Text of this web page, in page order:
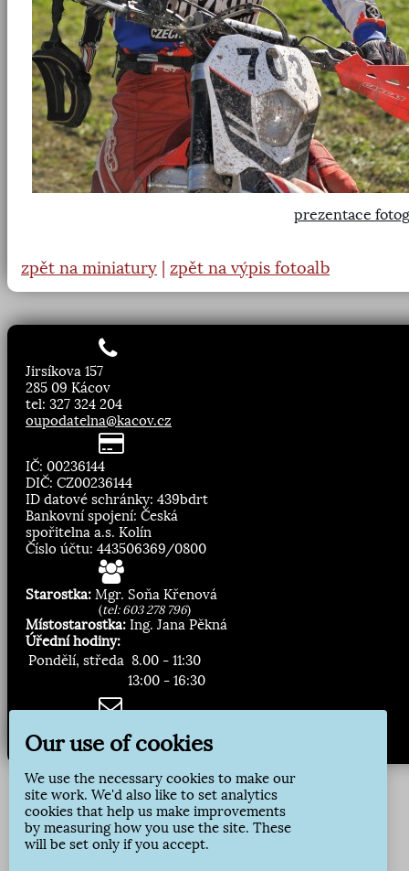
prezentace
zpět na miniatury zpět na výpis fotoalb
Jirsíkova 157
285 09 Kácov
tel: 327 324 204
oupodatelna@kacov.cz
IČ: 00236144
DIČ: CZ00236144
ID datové schránky: 439bdrt
Bankovní spojení: Česká
spořitelna a.s. Kolín
Číslo účtu: 443506369/0800
Starostka: Mgr. Soňa Křenová
(tel: 603 278 796)
Místostarostka: Ing. Jana Pěkná
Úřední hodiny:
Pondělí, středa 8.00 - 11:30
13:00 - 16:30
Přihlásit odběr
Our use of cookies
We use the necessary cookies to make our
site work. We'd also like to set analytics
cookies that help us make improvements
by measuring how you use the site. These
will be set only if you accept.